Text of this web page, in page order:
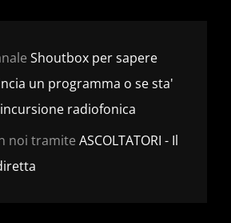
Shoutbox per sapere
un programma o se sta'
radiofonica
noi tramite ASCOLTATORI - Il